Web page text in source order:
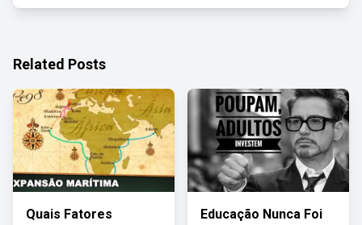
Related Posts
Quais Fatores
Educação Nunca Foi